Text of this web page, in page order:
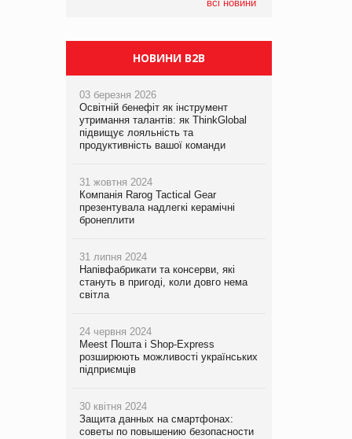
всі новини
НОВИНИ B2B
03 березня 2026
Освітній бенефіт як інструмент
утримання талантів: як ThinkGlobal
підвищує лояльність та
продуктивність вашої команди
31 жовтня 2024
Компанія Rarog Tactical Gear
презентувала надлегкі керамічні
бронеплити
31 липня 2024
Напівфабрикати та консерви, які
стануть в пригоді, коли довго нема
світла
24 червня 2024
Meest Пошта і Shop-Express
розширюють можливості українських
підприємців
30 квітня 2024
Защита данных на смартфонах:
советы по повышению безопасности